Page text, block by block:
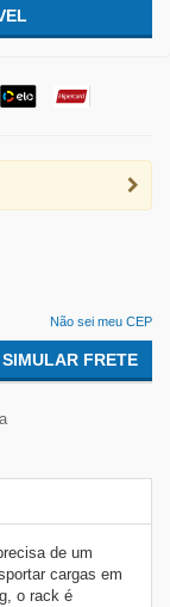
Não sei meu CEP
SIMULAR FRETE
de um
cargas em
o rack é